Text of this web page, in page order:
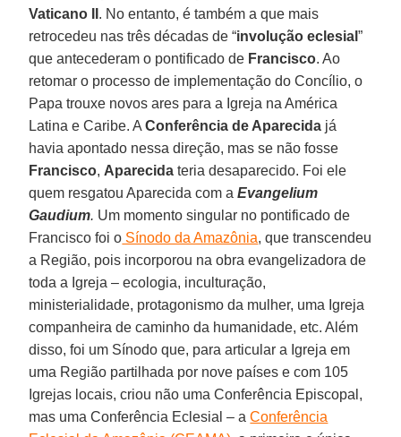
Vaticano II . No entanto, é também a que mais
retrocedeu nas três décadas de “involução eclesial”
que antecederam o pontificado de Francisco. Ao
retomar o processo de implementação do Concílio, o
Papa trouxe novos ares para a Igreja na América
Latina e Caribe. AConferência de Aparecida já
havia apontado nessa direção, mas se não fosse
Francisco, Aparecidateria desaparecido. Foi ele
quem resgatou Aparecida com aEvangelium
Gaudium. Um momento singular no pontificado de
Francisco foi o Sínodo da Amazônia, que transcendeu
a Região, pois incorporou na obra evangelizadora de
toda a Igreja – ecologia, inculturação,
ministerialidade, protagonismo da mulher, uma Igreja
companheira de caminho da humanidade, etc. Além
disso, foi um Sínodo que, para articular a Igreja em
uma Região partilhada por nove países e com 105
Igrejas locais, criou não uma Conferência Episcopal,
mas uma Conferência Eclesial – aConferência